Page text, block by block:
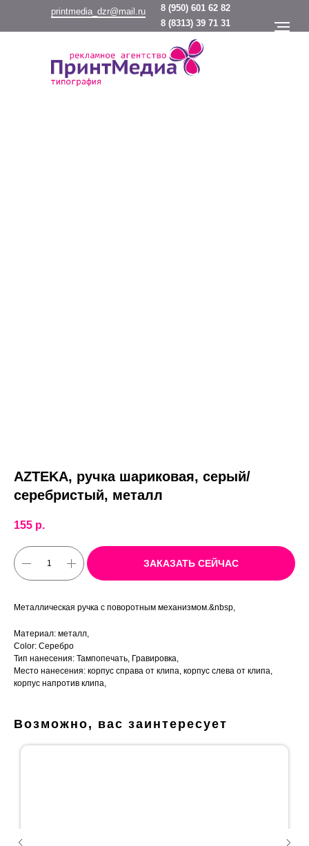
8 (950) 601 62 82
printmedia_dzr@mail.ru
8 (8313) 39 71 31
AZTEKA, ручка шариковая, серый/
серебристый, металл
155 р.
ЗАКАЗАТЬ СЕЙЧАС
Металлическая ручка с поворотным механизмом.&nbsp,
Материал: металл,
Color: Серебро
Тип нанесения: Тампопечать, Гравировка,
Место нанесения: корпус справа от клипа, корпус слева от клипа,
корпус напротив клипа,
Возможно, вас заинтересует